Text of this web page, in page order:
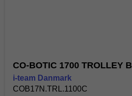
CO-BOTIC 1700 TROLLEY
i-team Danmark
COB17N.TRL.1100C